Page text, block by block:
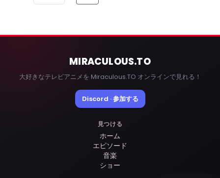
MIRACULOUS.TO
大好きなテレビアニメを Miraculous.TO オンラインで見れる！
Discord · 参加する
見つける
ホーム
エピソード
音楽
ショー